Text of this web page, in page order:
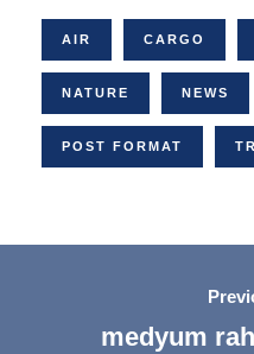
AIR CARGO
NATURE NEWS
POST FORMAT
medyum